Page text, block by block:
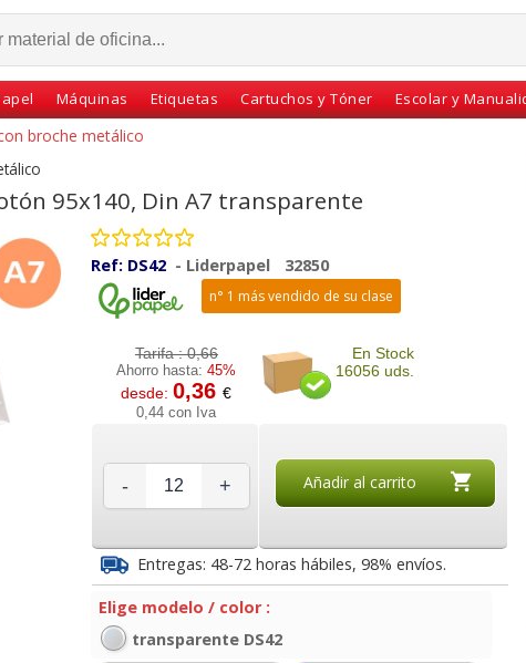
Máquinas Etiquetas Cartuchos y Tóner Escolar y
broche metálico
95x140, Din A7 transparente
Ref: DS42 - Liderpapel 32850
n° 1 más vendido de su clase
Tarifa :0,66
Ahorro hasta:45%
desde:0,36€
0,44 con Iva
En Stock
16056 uds.
- + Añadir al carrito
Entregas: 48-72 horas hábiles, 98% envíos.
Elige modelo / color :
transparente DS42
Broche
4
Sobre plástico broche,
americano alargado
0,41 4,48